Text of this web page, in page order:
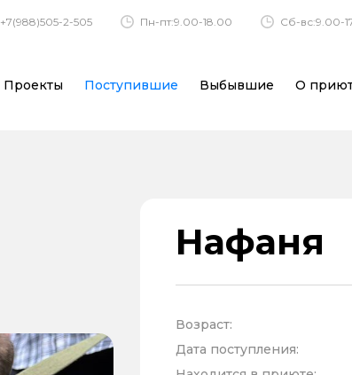
+7(988)505-2-505 Пн-пт:9.00-18.00 Сб-вс:9.00-
Проекты Поступившие Выбывшие О
Нафаня
Возраст:
Дата поступления: